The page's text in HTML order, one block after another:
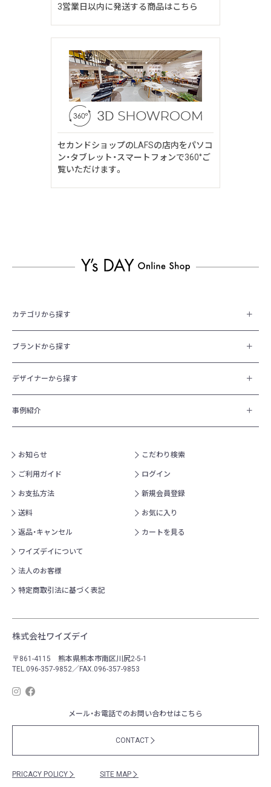
3営業日以内に発送する商品はこちら
セカンドショップのLAFSの店内をパソコ
ン・タブレット・スマートフォンで360°ご
覧いただけます。
カテゴリから探す
ブランドから探す
デザイナーから探す
事例紹介
お知らせ
ご利用ガイド
お支払方法
送料
返品・キャンセル
ワイズデイについて
法人のお客様
特定商取引法に基づく表記
こだわり検索
ログイン
新規会員登録
お気に入り
カートを見る
株式会社ワイズデイ
〒861-4115 熊本県熊本市南区川尻2-5-1
TEL.096-357-9852／FAX.096-357-9853
メール・お電話でのお問い合わせはこちら
CONTACT
PRICACY POLICY SITE MAP